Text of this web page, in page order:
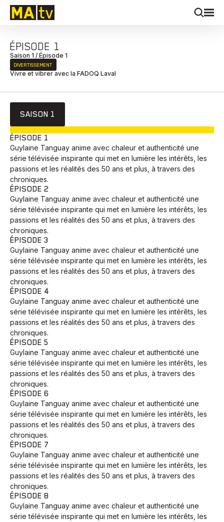
ÉPISODE 1
Saison 1 / Épisode 1
DIVERTISSEMENT
Vivre et vibrer avec la FADOQ Laval
SAISON 1
ÉPISODE 1
Guylaine Tanguay anime avec chaleur et authenticité une
série télévisée inspirante qui met en lumière les intérêts, les
passions et les réalités des 50 ans et plus, à travers des
chroniques.
ÉPISODE 2
Guylaine Tanguay anime avec chaleur et authenticité une
série télévisée inspirante qui met en lumière les intérêts, les
passions et les réalités des 50 ans et plus, à travers des
chroniques.
ÉPISODE 3
Guylaine Tanguay anime avec chaleur et authenticité une
série télévisée inspirante qui met en lumière les intérêts, les
passions et les réalités des 50 ans et plus, à travers des
chroniques.
ÉPISODE 4
Guylaine Tanguay anime avec chaleur et authenticité une
série télévisée inspirante qui met en lumière les intérêts, les
passions et les réalités des 50 ans et plus, à travers des
chroniques.
ÉPISODE 5
Guylaine Tanguay anime avec chaleur et authenticité une
série télévisée inspirante qui met en lumière les intérêts, les
passions et les réalités des 50 ans et plus, à travers des
chroniques.
ÉPISODE 6
Guylaine Tanguay anime avec chaleur et authenticité une
série télévisée inspirante qui met en lumière les intérêts, les
passions et les réalités des 50 ans et plus, à travers des
chroniques.
ÉPISODE 7
Guylaine Tanguay anime avec chaleur et authenticité une
série télévisée inspirante qui met en lumière les intérêts, les
passions et les réalités des 50 ans et plus, à travers des
chroniques.
ÉPISODE 8
Guylaine Tanguay anime avec chaleur et authenticité une
série télévisée inspirante qui met en lumière les intérêts, les